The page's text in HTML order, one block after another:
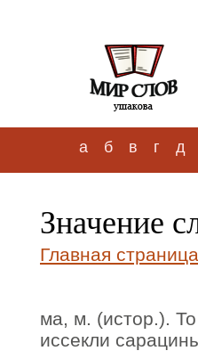
а б в г д
Значение
Главная страница
ма, м. (истор.).
иссекли